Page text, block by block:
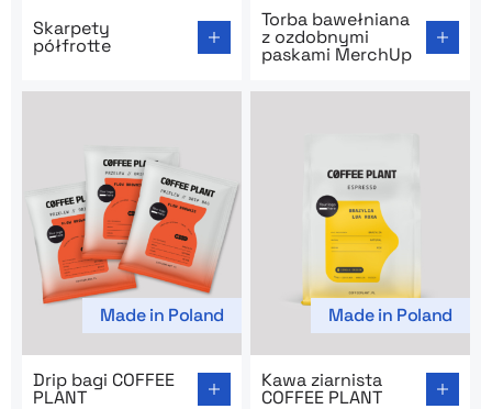
Skarpety
półfrotte
Torba bawełniana
z ozdobnymi
paskami MerchUp
Made in Poland
Drip bagi COFFEE
PLANT
Made in Poland
Kawa ziarnista
COFFEE PLANT